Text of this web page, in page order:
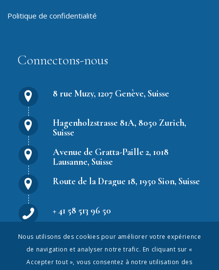
Politique de confidentialité
Connectons-nous
8 rue Muzy, 1207 Genève, Suisse
Hagenholzstrasse 81A, 8050 Zurich,
Suisse
Avenue de Gratta-Paille 2, 1018
Lausanne, Suisse
Route de la Drague 18, 1950 Sion, Suisse
+ 41 58 513 96 50
hr.solutions@peopleweek.com
Nous utilisons des cookies pour améliorer votre expérience
de navigation et analyser notre trafic. En cliquant sur «
Accepter tout », vous consentez à notre utilisation des